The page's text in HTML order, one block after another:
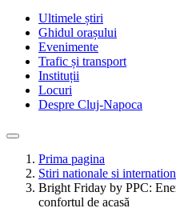
Ultimele știri
Ghidul orașului
Evenimente
Trafic și transport
Instituții
Locuri
Despre Cluj-Napoca
Prima pagina
Stiri nationale si
Bright Friday by PPC:
confortul de acasă